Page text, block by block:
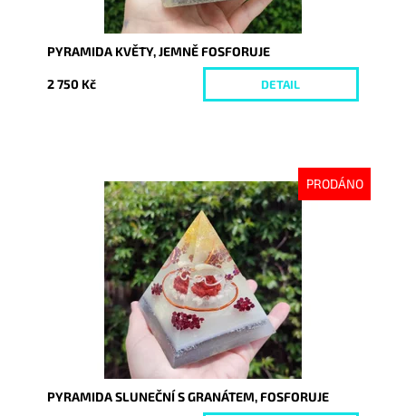
PYRAMIDA KVĚTY, JEMNĚ FOSFORUJE
2 750 Kč DETAIL
PRODÁNO
Dostupnost:
Vyprodáno
8663
PYRAMIDA SLUNEČNÍ S GRANÁTEM, FOSFORUJE